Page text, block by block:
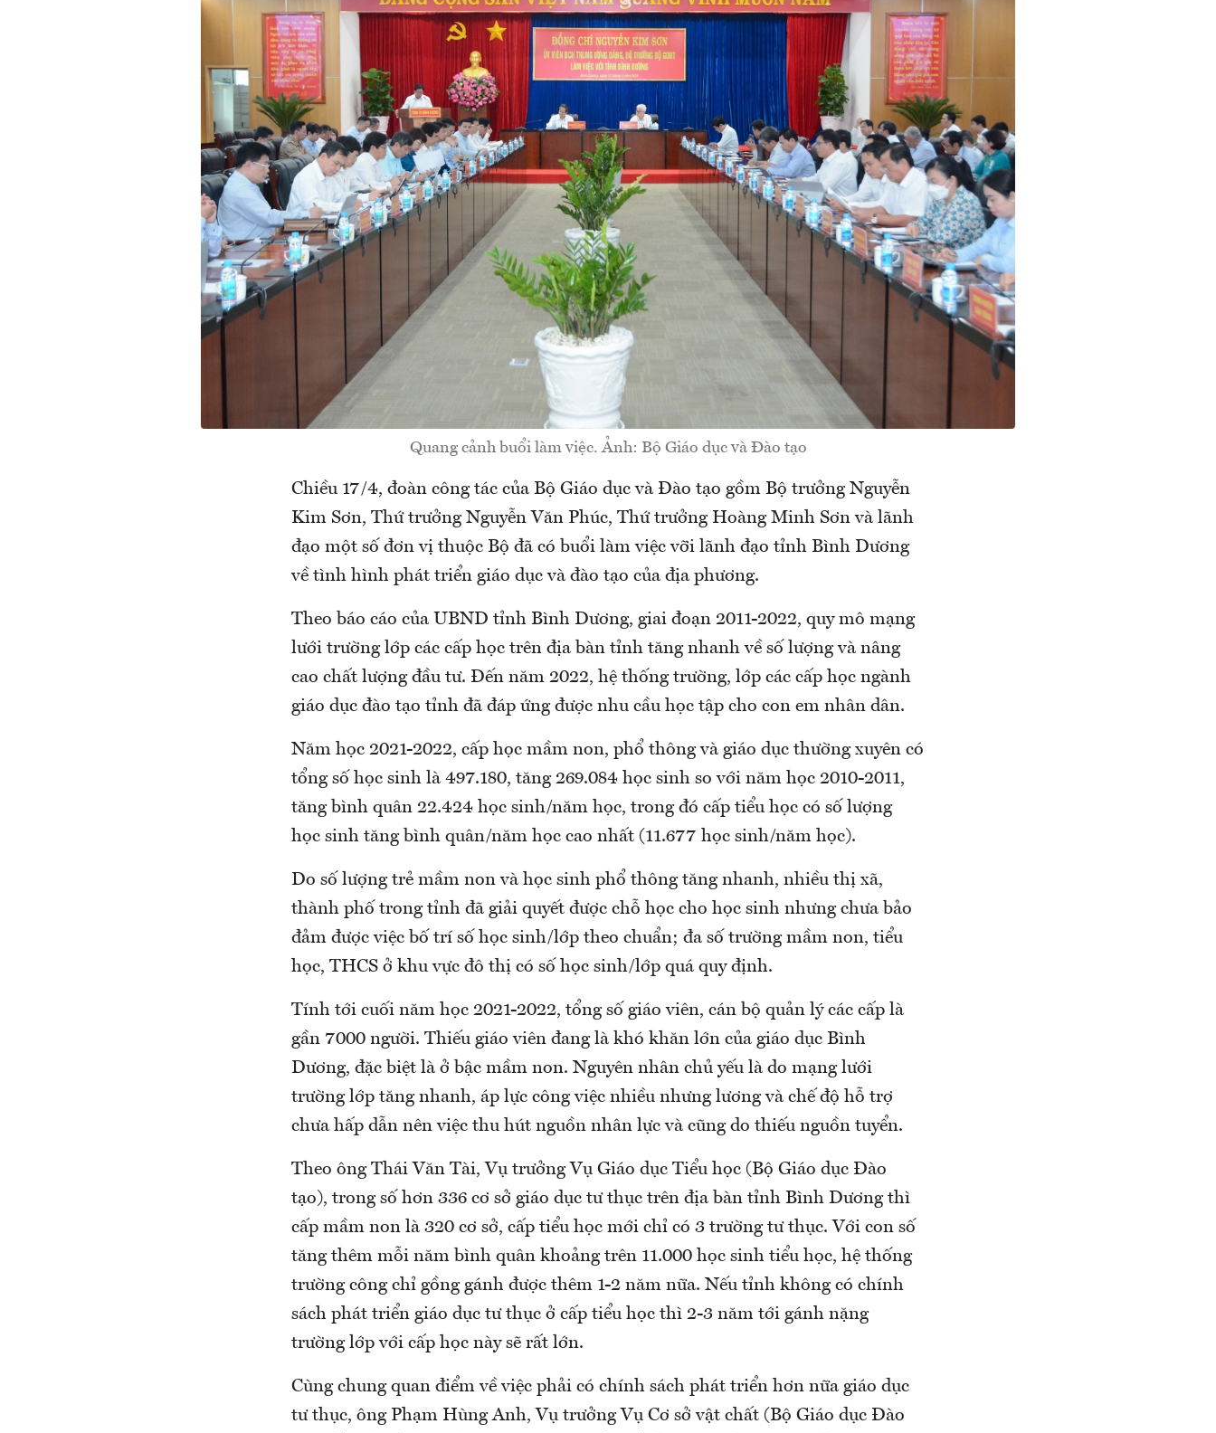
Quang cảnh buổi làm việc. Ảnh: Bộ Giáo dục và Đào tạo
Chiều 17/4, đoàn công tác của Bộ Giáo dục và Đào tạo gồm Bộ trưởng Nguyễn
Kim Sơn, Thứ trưởng Nguyễn Văn Phúc, Thứ trưởng Hoàng Minh Sơn và lãnh
đạo một số đơn vị thuộc Bộ đã có buổi làm việc vỡi lãnh đạo tỉnh Bình Dương
về tình hình phát triển giáo dục và đào tạo của địa phương.
Theo báo cáo của UBND tỉnh Bình Dương, giai đoạn 2011-2022, quy mô mạng
lưới trường lớp các cấp học trên địa bàn tỉnh tăng nhanh về số lượng và nâng
cao chất lượng đầu tư. Đến năm 2022, hệ thống trường, lớp các cấp học ngành
giáo dục đào tạo tỉnh đã đáp ứng được nhu cầu học tập cho con em nhân dân.
Năm học 2021-2022, cấp học mầm non, phổ thông và giáo dục thường xuyên có
tổng số học sinh là 497.180, tăng 269.084 học sinh so với năm học 2010-2011,
tăng bình quân 22.424 học sinh/năm học, trong đó cấp tiểu học có số lượng
học sinh tăng bình quân/năm học cao nhất (11.677 học sinh/năm học).
Do số lượng trẻ mầm non và học sinh phổ thông tăng nhanh, nhiều thị xã,
thành phố trong tỉnh đã giải quyết được chỗ học cho học sinh nhưng chưa bảo
đảm được việc bố trí số học sinh/lớp theo chuẩn; đa số trường mầm non, tiểu
học, THCS ở khu vực đô thị có số học sinh/lớp quá quy định.
Tính tới cuối năm học 2021-2022, tổng số giáo viên, cán bộ quản lý các cấp là
gần 7000 người. Thiếu giáo viên đang là khó khăn lớn của giáo dục Bình
Dương, đặc biệt là ở bậc mầm non. Nguyên nhân chủ yếu là do mạng lưới
trường lớp tăng nhanh, áp lực công việc nhiều nhưng lương và chế độ hỗ trợ
chưa hấp dẫn nên việc thu hút nguồn nhân lực và cũng do thiếu nguồn tuyển.
Theo ông Thái Văn Tài, Vụ trưởng Vụ Giáo dục Tiểu học (Bộ Giáo dục Đào
tạo), trong số hơn 336 cơ sở giáo dục tư thục trên địa bàn tỉnh Bình Dương thì
cấp mầm non là 320 cơ sở, cấp tiểu học mới chỉ có 3 trường tư thục. Với con số
tăng thêm mỗi năm bình quân khoảng trên 11.000 học sinh tiểu học, hệ thống
trường công chỉ gồng gánh được thêm 1-2 năm nữa. Nếu tỉnh không có chính
sách phát triển giáo dục tư thục ở cấp tiểu học thì 2-3 năm tới gánh nặng
trường lớp với cấp học này sẽ rất lớn.
Cùng chung quan điểm về việc phải có chính sách phát triển hơn nữa giáo dục
tư thục, ông Phạm Hùng Anh, Vụ trưởng Vụ Cơ sở vật chất (Bộ Giáo dục Đào